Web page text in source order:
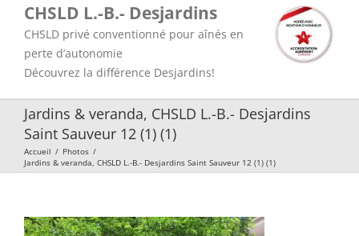
CHSLD L.-B.- Desjardins
CHSLD privé conventionné pour aînés en
perte d’autonomie
Découvrez la différence Desjardins!
Jardins & veranda, CHSLD L.-B.- Desjardins
Saint Sauveur 12 (1) (1)
Accueil / Photos /
Jardins & veranda, CHSLD L.-B.- Desjardins Saint Sauveur 12 (1) (1)